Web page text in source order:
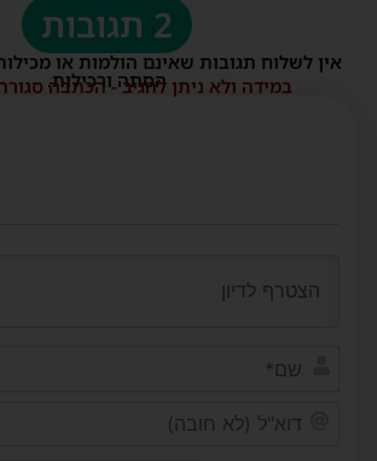
2 תגובות
אין לשלוח תגובות שאינם הולמות או
הסתה ורכילות.
במידה ולא ניתן להגיב - הכתבה